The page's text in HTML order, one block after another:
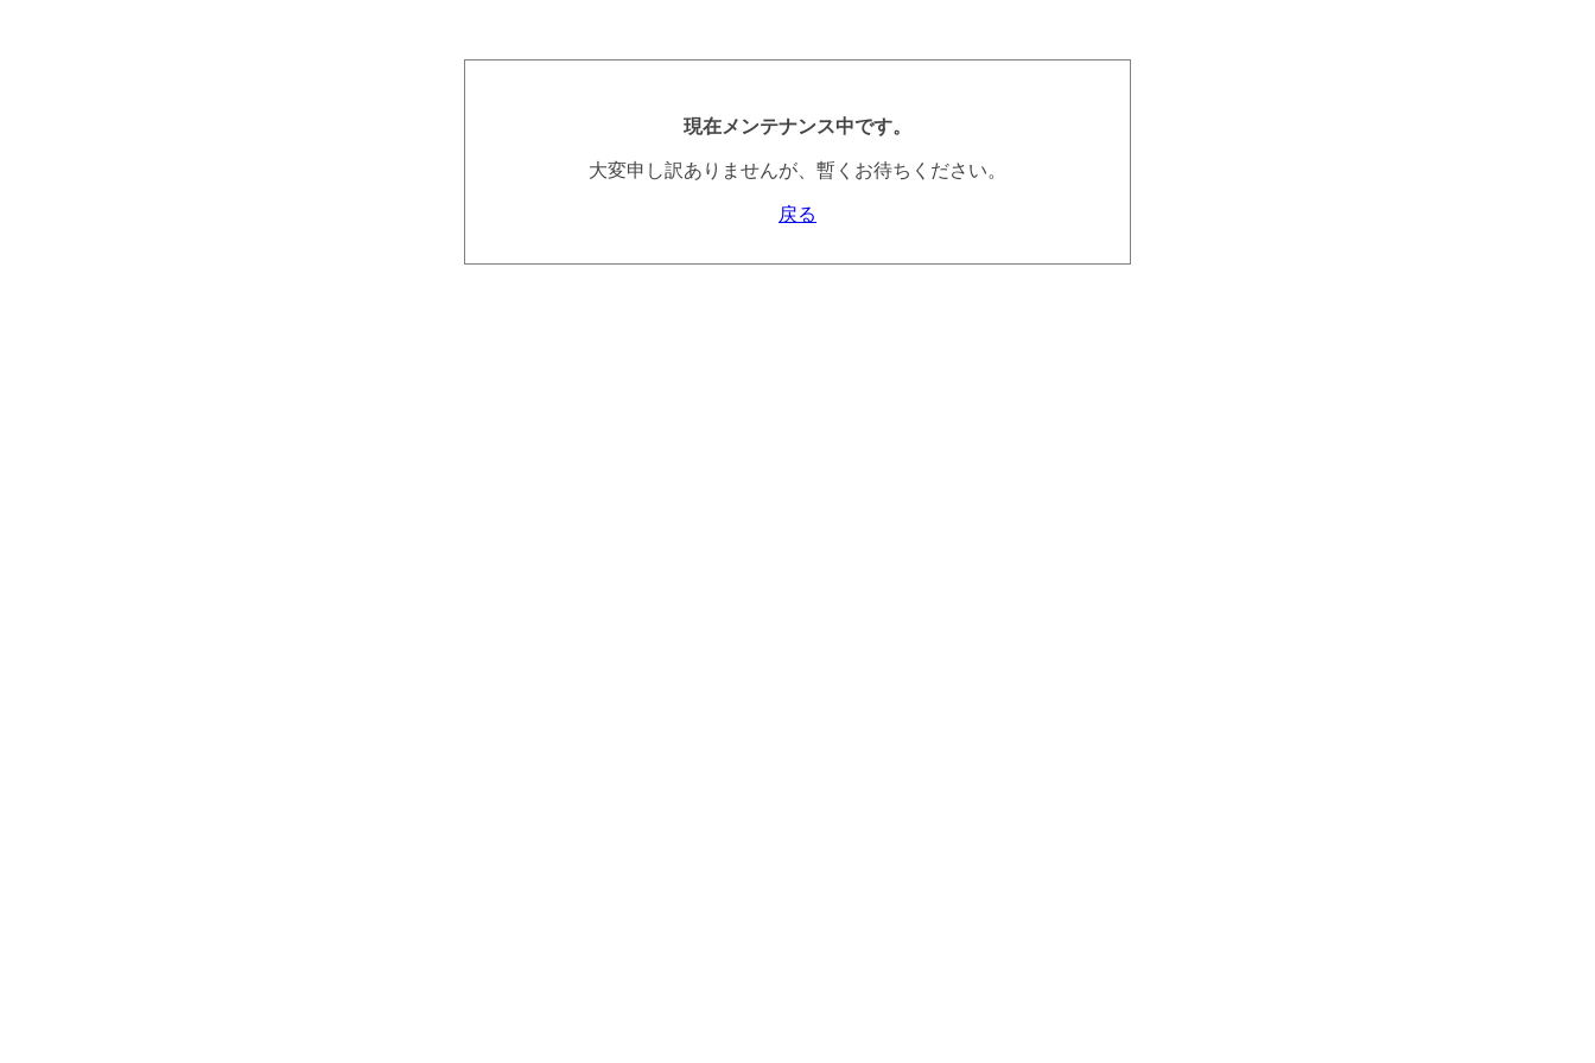
現在メンテナンス中です。
大変申し訳ありませんが、暫くお待ちください。
戻る